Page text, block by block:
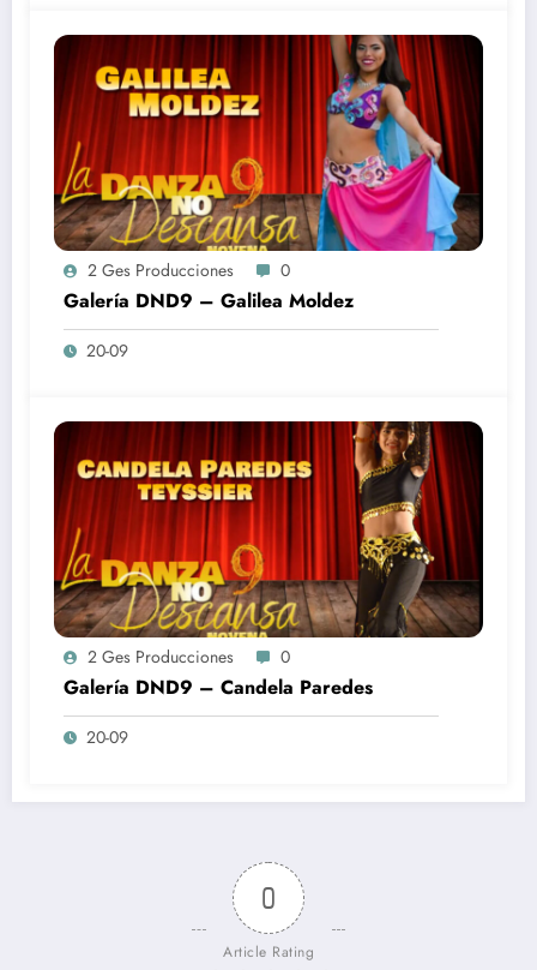
2 Ges Producciones 0
Galería DND9 – Galilea Moldez
20-09
2 Ges Producciones 0
Galería DND9 – Candela Paredes
20-09
0
Article Rating